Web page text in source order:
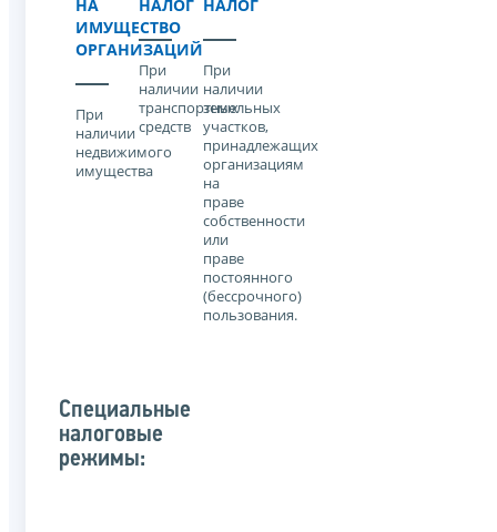
НА
ИМУЩЕСТВО
ОРГАНИЗАЦИЙ
При
наличии
недвижимого
имущества
НАЛОГ
При
наличии
транспортных
средств
НАЛОГ
При
наличии
земельных
участков,
принадлежащих
организациям
на
праве
собственности
или
праве
постоянного
(бессрочного)
пользования.
Специальные
налоговые
режимы: